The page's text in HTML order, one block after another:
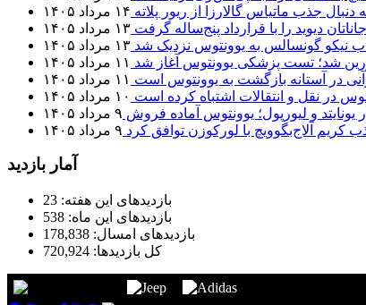
دنبال جذب ماتیاس گالارزا از ریور پلاته ۱۴ مرداد ۱۴۰۵
دیوید را با قرارداد پنج‌ساله گرفت ۱۳ مرداد ۱۴۰۵
نیکو گونسالس به یوونتوس نزدیک شد ۱۳ مرداد ۱۴۰۵
شد؛ تست پزشکی یوونتوس آغاز شد ۱۱ مرداد ۱۴۰۵
در آستانه بازگشت به یوونتوس است ۱۱ مرداد ۱۴۰۵
در نقل و انتقالات اشتباه کرده است ۱۰ مرداد ۱۴۰۵
یونایتد و لیورپول؛ یوونتوس آماده فروش ۹ مرداد ۱۴۰۵
کریم آلاج‌بگوویچ با لورکوزن توافق کرد ۹ مرداد ۱۴۰۵
آمار بازدید
بازدیدهای این هفته: 23
بازدیدهای این ماه: 538
بازدیدهای امسال: 178,838
کل بازدیدها: 720,924